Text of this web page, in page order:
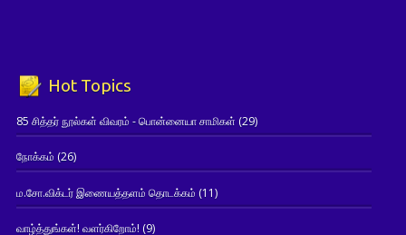
Hot Topics
85 சித்தர் நூல்கள் விவரம் - பொன்னையா சாமிகள் (29)
நோக்கம் (26)
ம.சோ.விக்டர் இணையத்தளம் தொடக்கம் (11)
வாழ்த்துங்கள்! வளர்கிறோம்! (9)